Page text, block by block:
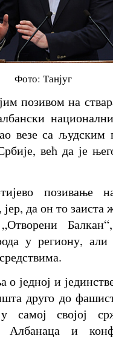
Фото: Танјуг
позивом на
везе са људским
већ да је
позивање
да он то
„Отворени
у региону,
једној и
друго до
самој својој
Албанаца и